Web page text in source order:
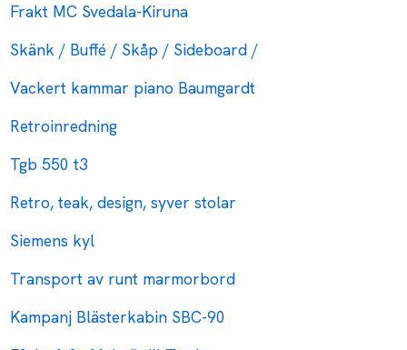
Frakt MC Svedala-Kiruna
Skänk / Buffé / Skåp / Sideboard /
Vackert kammar piano Baumgardt
Retroinredning
Tgb 550 t3
Retro, teak, design, syver stolar
Siemens kyl
Transport av runt marmorbord
Kampanj Blästerkabin SBC-90